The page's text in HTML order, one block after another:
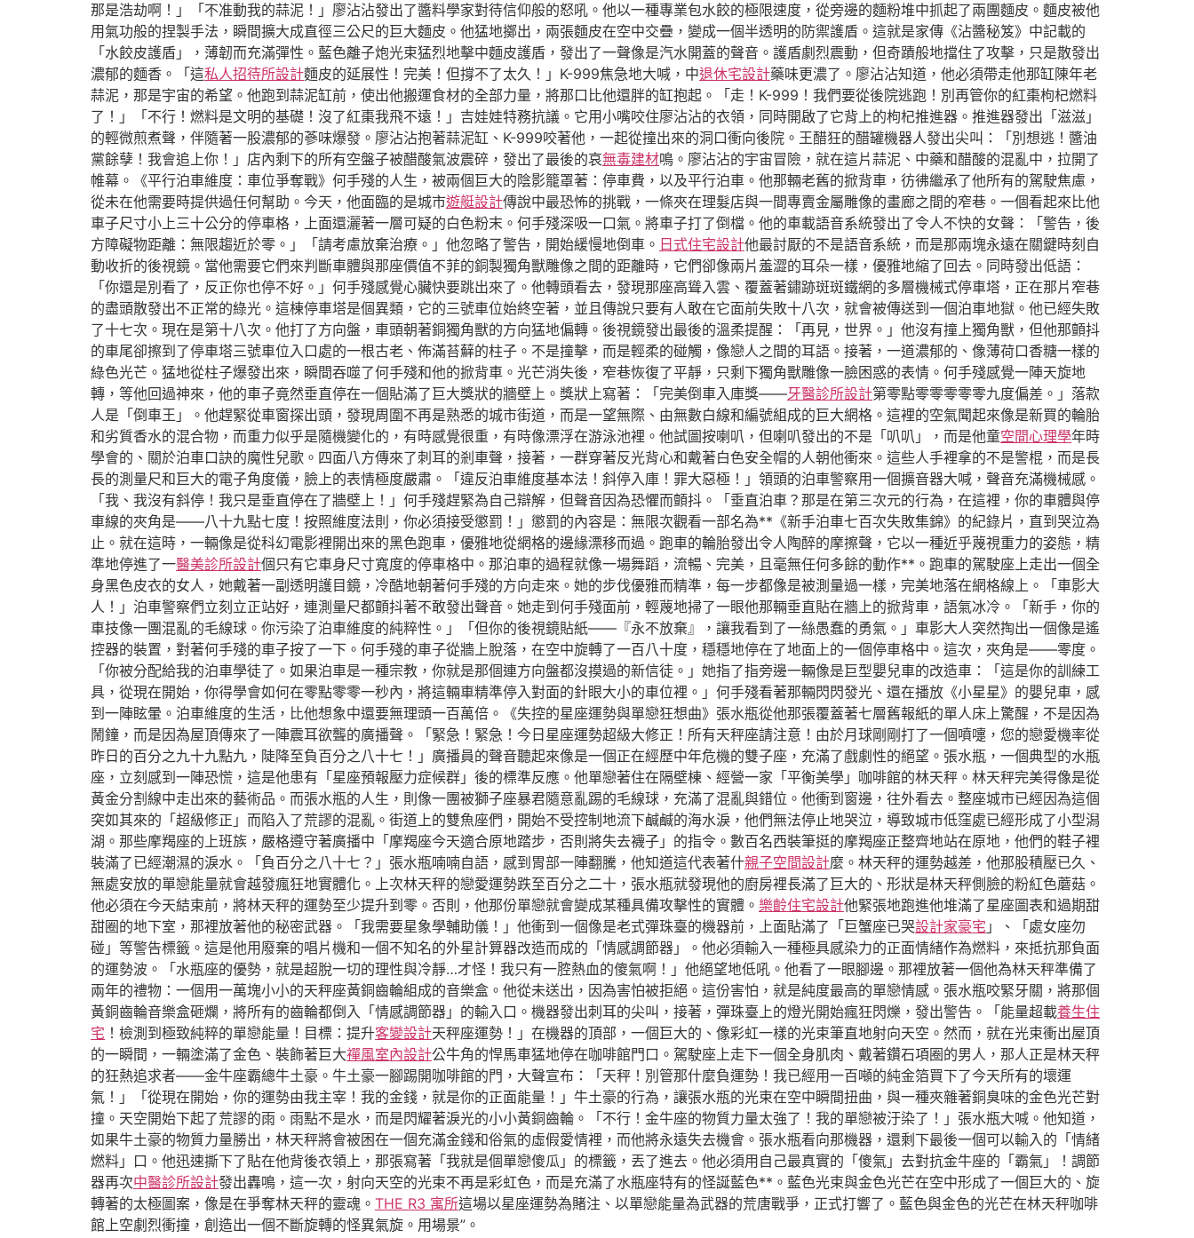
那是浩劫啊！」「不准動我的蒜泥！」廖沾沾發出了醬料學家對待信仰般的怒吼。他以一種專業包水餃的極限速度，從旁邊的麵粉堆中抓起了兩團麵皮。麵皮被他
用氣功般的捏製手法，瞬間擴大成直徑三公尺的巨大麵皮。他猛地擲出，兩張麵皮在空中交疊，變成一個半透明的防禦護盾。這就是家傳《沾醬秘笈》中記載的
「水餃皮護盾」，薄韌而充滿彈性。藍色離子炮光束猛烈地擊中麵皮護盾，發出了一聲像是汽水開蓋的聲音。護盾劇烈震動，但奇蹟般地擋住了攻擊，只是散發出
濃郁的麵香。「這私人招待所設計麵皮的延展性！完美！但撐不了太久！」K-999焦急地大喊，中退休宅設計藥味更濃了。廖沾沾知道，他必須帶走他那缸陳年老
蒜泥，那是宇宙的希望。他跑到蒜泥缸前，使出他搬運食材的全部力量，將那口比他還胖的缸抱起。「走！K-999！我們要從後院逃跑！別再管你的紅棗枸杞燃料
了！」「不行！燃料是文明的基礎！沒了紅棗我飛不遠！」吉娃娃特務抗議。它用小嘴咬住廖沾沾的衣領，同時開啟了它背上的枸杞推進器。推進器發出「滋滋」
的輕微煎煮聲，伴隨著一股濃郁的蔘味爆發。廖沾沾抱著蒜泥缸、K-999咬著他，一起從撞出來的洞口衝向後院。王醋狂的醋罐機器人發出尖叫：「別想逃！醬油
黨餘孽！我會追上你！」店內剩下的所有空盤子被醋酸氣波震碎，發出了最後的哀無毒建材鳴。廖沾沾的宇宙冒險，就在這片蒜泥、中藥和醋酸的混亂中，拉開了
帷幕。《平行泊車維度：車位爭奪戰》何手殘的人生，被兩個巨大的陰影籠罩著：停車費，以及平行泊車。他那輛老舊的掀背車，彷彿繼承了他所有的駕駛焦慮，
從未在他需要時提供過任何幫助。今天，他面臨的是城市遊艇設計傳說中最恐怖的挑戰，一條夾在理髮店與一間專賣金屬雕像的畫廊之間的窄巷。一個看起來比他
車子尺寸小上三十公分的停車格，上面還灑著一層可疑的白色粉末。何手殘深吸一口氣。將車子打了倒檔。他的車載語音系統發出了令人不快的女聲：「警告，後
方障礙物距離：無限趨近於零。」「請考慮放棄治療。」他忽略了警告，開始緩慢地倒車。 日式住宅設計他最討厭的不是語音系統，而是那兩塊永遠在關鍵時刻自
動收折的後視鏡。當他需要它們來判斷車體與那座價值不菲的銅製獨角獸雕像之間的距離時，它們卻像兩片羞澀的耳朵一樣，優雅地縮了回去。同時發出低語：
「你還是別看了，反正你也停不好。」何手殘感覺心臟快要跳出來了。他轉頭看去，發現那座高聳入雲、覆蓋著鏽跡斑斑鐵網的多層機械式停車塔，正在那片窄巷
的盡頭散發出不正常的綠光。這棟停車塔是個異類，它的三號車位始終空著，並且傳說只要有人敢在它面前失敗十八次，就會被傳送到一個泊車地獄。他已經失敗
了十七次。現在是第十八次。他打了方向盤，車頭朝著銅獨角獸的方向猛地偏轉。後視鏡發出最後的溫柔提醒：「再見，世界。」他沒有撞上獨角獸，但他那顫抖
的車尾卻擦到了停車塔三號車位入口處的一根古老、佈滿苔蘚的柱子。不是撞擊，而是輕柔的碰觸，像戀人之間的耳語。接著，一道濃郁的、像薄荷口香糖一樣的
綠色光芒。猛地從柱子爆發出來，瞬間吞噬了何手殘和他的掀背車。光芒消失後，窄巷恢復了平靜，只剩下獨角獸雕像一臉困惑的表情。何手殘感覺一陣天旋地
轉，等他回過神來，他的車子竟然垂直停在一個貼滿了巨大獎狀的牆壁上。獎狀上寫著：「完美倒車入庫獎——牙醫診所設計第零點零零零零零九度偏差。」落款
人是「倒車王」。他趕緊從車窗探出頭，發現周圍不再是熟悉的城市街道，而是一望無際、由無數白線和編號組成的巨大網格。這裡的空氣聞起來像是新買的輪胎
和劣質香水的混合物，而重力似乎是隨機變化的，有時感覺很重，有時像漂浮在游泳池裡。他試圖按喇叭，但喇叭發出的不是「叭叭」，而是他童空間心理學年時
學會的、關於泊車口訣的魔性兒歌。四面八方傳來了刺耳的剎車聲，接著，一群穿著反光背心和戴著白色安全帽的人朝他衝來。這些人手裡拿的不是警棍，而是長
長的測量尺和巨大的電子角度儀，臉上的表情極度嚴肅。「違反泊車維度基本法！斜停入庫！罪大惡極！」領頭的泊車警察用一個擴音器大喊，聲音充滿機械感。
「我、我沒有斜停！我只是垂直停在了牆壁上！」何手殘趕緊為自己辯解，但聲音因為恐懼而顫抖。「垂直泊車？那是在第三次元的行為，在這裡，你的車體與停
車線的夾角是——八十九點七度！按照維度法則，你必須接受懲罰！」懲罰的內容是：無限次觀看一部名為**《新手泊車七百次失敗集錦》的紀錄片，直到哭泣為
止。就在這時，一輛像是從科幻電影裡開出來的黑色跑車，優雅地從網格的邊緣漂移而過。跑車的輪胎發出令人陶醉的摩擦聲，它以一種近乎蔑視重力的姿態，精
準地停進了一醫美診所設計個只有它車身尺寸寬度的停車格中。那泊車的過程就像一場舞蹈，流暢、完美，且毫無任何多餘的動作**。跑車的駕駛座上走出一個全
身黑色皮衣的女人，她戴著一副透明護目鏡，冷酷地朝著何手殘的方向走來。她的步伐優雅而精準，每一步都像是被測量過一樣，完美地落在網格線上。「車影大
人！」泊車警察們立刻立正站好，連測量尺都顫抖著不敢發出聲音。她走到何手殘面前，輕蔑地掃了一眼他那輛垂直貼在牆上的掀背車，語氣冰冷。「新手，你的
車技像一團混亂的毛線球。你污染了泊車維度的純粹性。」「但你的後視鏡貼紙——『永不放棄』，讓我看到了一絲愚蠢的勇氣。」車影大人突然掏出一個像是遙
控器的裝置，對著何手殘的車子按了一下。何手殘的車子從牆上脫落，在空中旋轉了一百八十度，穩穩地停在了地面上的一個停車格中。這次，夾角是——零度。
「你被分配給我的泊車學徒了。如果泊車是一種宗教，你就是那個連方向盤都沒摸過的新信徒。」她指了指旁邊一輛像是巨型嬰兒車的改造車：「這是你的訓練工
具，從現在開始，你得學會如何在零點零零一秒內，將這輛車精準停入對面的針眼大小的車位裡。」何手殘看著那輛閃閃發光、還在播放《小星星》的嬰兒車，感
到一陣眩暈。泊車維度的生活，比他想象中還要無理頭一百萬倍。《失控的星座運勢與單戀狂想曲》張水瓶從他那張覆蓋著七層舊報紙的單人床上驚醒，不是因為
鬧鐘，而是因為屋頂傳來了一陣震耳欲聾的廣播聲。「緊急！緊急！今日星座運勢超級大修正！所有天秤座請注意！由於月球剛剛打了一個噴嚏，您的戀愛機率從
昨日的百分之九十九點九，陡降至負百分之八十七！」廣播員的聲音聽起來像是一個正在經歷中年危機的雙子座，充滿了戲劇性的絕望。張水瓶，一個典型的水瓶
座，立刻感到一陣恐慌，這是他患有「星座預報壓力症候群」後的標準反應。他單戀著住在隔壁棟、經營一家「平衡美學」咖啡館的林天秤。林天秤完美得像是從
黃金分割線中走出來的藝術品。而張水瓶的人生，則像一團被獅子座暴君隨意亂踢的毛線球，充滿了混亂與錯位。他衝到窗邊，往外看去。整座城市已經因為這個
突如其來的「超級修正」而陷入了荒謬的混亂。街道上的雙魚座們，開始不受控制地流下鹹鹹的海水淚，他們無法停止地哭泣，導致城市低窪處已經形成了小型潟
湖。那些摩羯座的上班族，嚴格遵守著廣播中「摩羯座今天適合原地踏步，否則將失去襪子」的指令。數百名西裝筆挺的摩羯座正整齊地站在原地，他們的鞋子裡
裝滿了已經潮濕的淚水。「負百分之八十七？」張水瓶喃喃自語，感到胃部一陣翻騰，他知道這代表著什親子空間設計麼。林天秤的運勢越差，他那股積壓已久、
無處安放的單戀能量就會越發瘋狂地實體化。上次林天秤的戀愛運勢跌至百分之二十，張水瓶就發現他的廚房裡長滿了巨大的、形狀是林天秤側臉的粉紅色蘑菇。
他必須在今天結束前，將林天秤的運勢至少提升到零。否則，他那份單戀就會變成某種具備攻擊性的實體。 樂齡住宅設計他緊張地跑進他堆滿了星座圖表和過期甜
甜圈的地下室，那裡放著他的秘密武器。「我需要星象學輔助儀！」他衝到一個像是老式彈珠臺的機器前，上面貼滿了「巨蟹座已哭設計家豪宅 」、「處女座勿
碰」等警告標籤。這是他用廢棄的唱片機和一個不知名的外星計算器改造而成的「情感調節器」。他必須輸入一種極具感染力的正面情緒作為燃料，來抵抗那負面
的運勢波。「水瓶座的優勢，就是超脫一切的理性與冷靜…才怪！我只有一腔熱血的傻氣啊！」他絕望地低吼。他看了一眼腳邊。那裡放著一個他為林天秤準備了
兩年的禮物：一個用一萬塊小小的天秤座黃銅齒輪組成的音樂盒。他從未送出，因為害怕被拒絕。這份害怕，就是純度最高的單戀情感。張水瓶咬緊牙關，將那個
黃銅齒輪音樂盒砸爛，將所有的齒輪都倒入「情感調節器」的輸入口。機器發出刺耳的尖叫，接著，彈珠臺上的燈光開始瘋狂閃爍，發出警告。「能量超載養生住
宅 ！檢測到極致純粹的單戀能量！目標：提升客變設計天秤座運勢！」在機器的頂部，一個巨大的、像彩虹一樣的光束筆直地射向天空。然而，就在光束衝出屋頂
的一瞬間，一輛塗滿了金色、裝飾著巨大禪風室內設計公牛角的悍馬車猛地停在咖啡館門口。駕駛座上走下一個全身肌肉、戴著鑽石項圈的男人，那人正是林天秤
的狂熱追求者——金牛座霸總牛土豪。牛土豪一腳踢開咖啡館的門，大聲宣布：「天秤！別管那什麼負運勢！我已經用一百噸的純金箔買下了今天所有的壞運
氣！」「從現在開始，你的運勢由我主宰！我的金錢，就是你的正面能量！」牛土豪的行為，讓張水瓶的光束在空中瞬間扭曲，與一種夾雜著銅臭味的金色光芒對
撞。天空開始下起了荒謬的雨。雨點不是水，而是閃耀著淚光的小小黃銅齒輪。「不行！金牛座的物質力量太強了！我的單戀被汙染了！」張水瓶大喊。他知道，
如果牛土豪的物質力量勝出，林天秤將會被困在一個充滿金錢和俗氣的虛假愛情裡，而他將永遠失去機會。張水瓶看向那機器，還剩下最後一個可以輸入的「情緒
燃料」口。他迅速撕下了貼在他背後衣領上，那張寫著「我就是個單戀傻瓜」的標籤，丟了進去。他必須用自己最真實的「傻氣」去對抗金牛座的「霸氣」！調節
器再次中醫診所設計發出轟鳴，這一次，射向天空的光束不再是彩虹色，而是充滿了水瓶座特有的怪誕藍色**。藍色光束與金色光芒在空中形成了一個巨大的、旋
轉著的太極圖案，像是在爭奪林天秤的靈魂。 THE R3 寓所這場以星座運勢為賭注、以單戀能量為武器的荒唐戰爭，正式打響了。藍色與金色的光芒在林天秤咖啡
館上空劇烈衝撞，創造出一個不斷旋轉的怪異氣旋。用場景”。